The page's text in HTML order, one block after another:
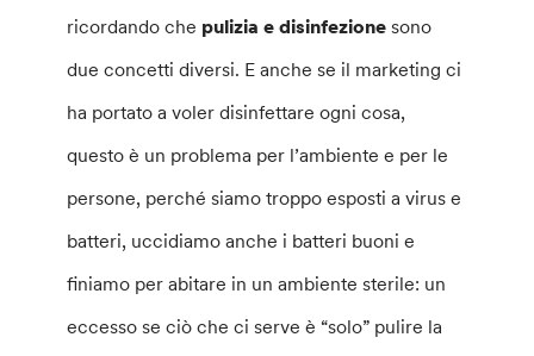
ricordando che pulizia e disinfezione sono
due concetti diversi. E anche se il marketing ci
ha portato a voler disinfettare ogni cosa,
questo è un problema per l’ambiente e per le
persone, perché siamo troppo esposti a virus e
batteri, uccidiamo anche i batteri buoni e
finiamo per abitare in un ambiente sterile: un
eccesso se ciò che ci serve è “solo” pulire la